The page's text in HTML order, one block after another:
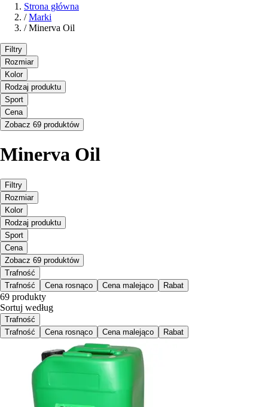
Strona główna
/ Marki
/ Minerva Oil
Filtry
Rozmiar
Kolor
Rodzaj produktu
Sport
Cena
Zobacz 69 produktów
Minerva Oil
Filtry
Rozmiar
Kolor
Rodzaj produktu
Sport
Cena
Zobacz 69 produktów
Trafność
Trafność
Cena rosnąco Cena malejąco Rabat
69 produkty
Sortuj według
Trafność
Trafność
Cena rosnąco Cena malejąco Rabat